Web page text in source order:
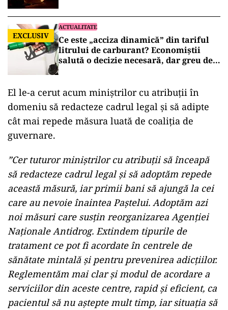
EXCLUSIV
ACTUALITATE
Ce este „acciza dinamică” din tariful
litrului de carburant? Economiștii
salută o decizie necesară, dar greu de
El le-a cerut acum miniștrilor cu atribuții în
domeniu să redacteze cadrul legal și să adipte
cât mai repede măsura luată de coaliția de
guvernare.
”Cer tuturor miniştrilor cu atribuţii să înceapă
să redacteze cadrul legal şi să adoptăm repede
această măsură, iar primii bani să ajungă la cei
care au nevoie înaintea Paştelui. Adoptăm azi
noi măsuri care susţin reorganizarea Agenţiei
Naţionale Antidrog. Extindem tipurile de
tratament ce pot fi acordate în centrele de
sănătate mintală şi pentru prevenirea adicţiilor.
Reglementăm mai clar şi modul de acordare a
serviciilor din aceste centre, rapid şi eficient, ca
pacientul să nu aştepte mult timp, iar situaţia să